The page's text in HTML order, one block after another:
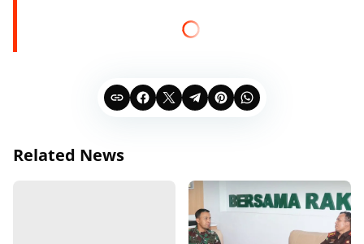
Related News